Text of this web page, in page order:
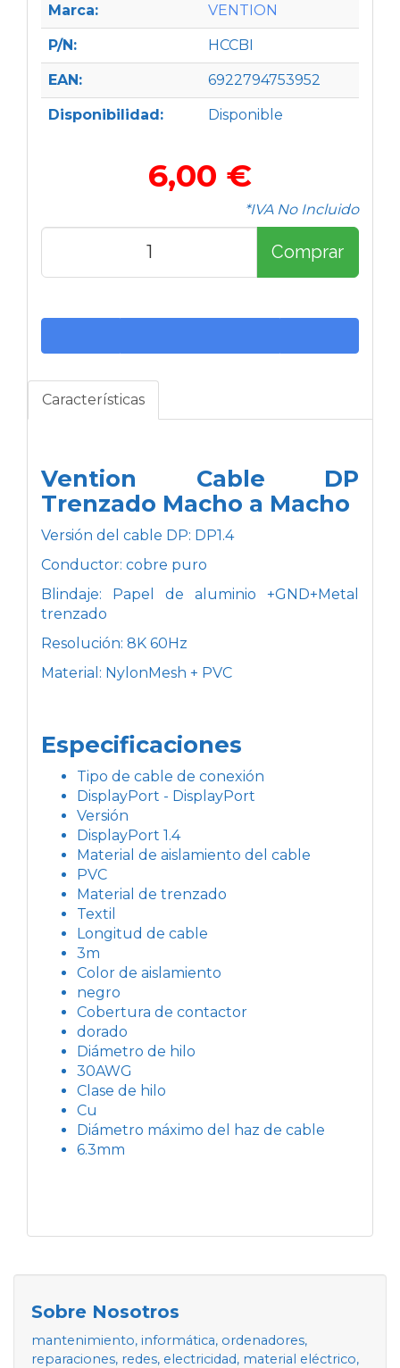
Marca: VENTION
P/N: HCCBI
EAN: 6922794753952
Disponibilidad: Disponible
6,00 €
*IVA No Incluido
Comprar
Características
Vention Cable DP
Trenzado Macho a Macho
Versión del cable DP: DP1.4
Conductor: cobre puro
Blindaje: Papel de aluminio +GND+Metal
trenzado
Resolución: 8K 60Hz
Material: NylonMesh + PVC
Especificaciones
Tipo de cable de conexión
DisplayPort - DisplayPort
Versión
DisplayPort 1.4
Material de aislamiento del cable
PVC
Material de trenzado
Textil
Longitud de cable
3m
Color de aislamiento
negro
Cobertura de contactor
dorado
Diámetro de hilo
30AWG
Clase de hilo
Cu
Diámetro máximo del haz de cable
6.3mm
Sobre Nosotros
mantenimiento, informática, ordenadores,
reparaciones, redes, electricidad, material eléctrico,